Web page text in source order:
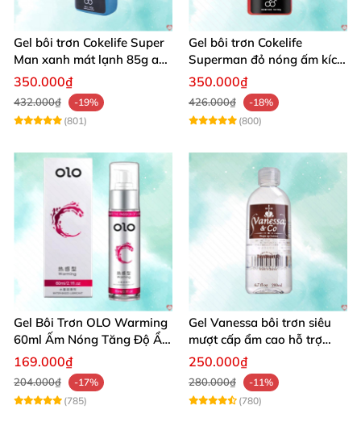
Gel bôi trơn Cokelife Super
Man xanh mát lạnh 85g an
toàn êm dịu
350.000₫
432.000₫
-19%
(801)
Gel bôi trơn Cokelife
Superman đỏ nóng ấm kích
thích hưng phấn
350.000₫
426.000₫
-18%
(800)
Gel Bôi Trơn OLO Warming
60ml Ấm Nóng Tăng Độ Ẩm
An Toàn
169.000₫
204.000₫
-17%
(785)
Gel Vanessa bôi trơn siêu
mượt cấp ẩm cao hỗ trợ
quan hệ ngọt ngào
250.000₫
280.000₫
-11%
(780)